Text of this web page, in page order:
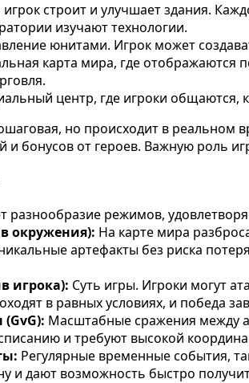
игрок строит и улучшает здания.
изучают технологии.
юнитами. Игрок может
карта мира, где отображаются
центр, где игроки общаются,
но происходит в реальном
и бонусов от героев. Важную роль
разнообразие режимов,
окружения): На карте мира
артефакты без риска
игрока): Суть игры. Игроки могут
в равных условиях, и победа
Масштабные сражения между
и требуют высокой
Регулярные временные события,
и дают возможность быстро